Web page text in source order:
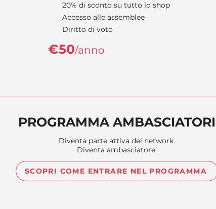
20% di sconto su tutto lo shop
Accesso alle assemblee
Diritto di voto
€50/anno
PROGRAMMA AMBASCIATORI
Diventa parte attiva del network.
Diventa ambasciatore.
SCOPRI COME ENTRARE NEL PROGRAMMA